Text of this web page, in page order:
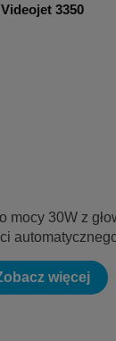
Videojet 3350
30W z
więcej